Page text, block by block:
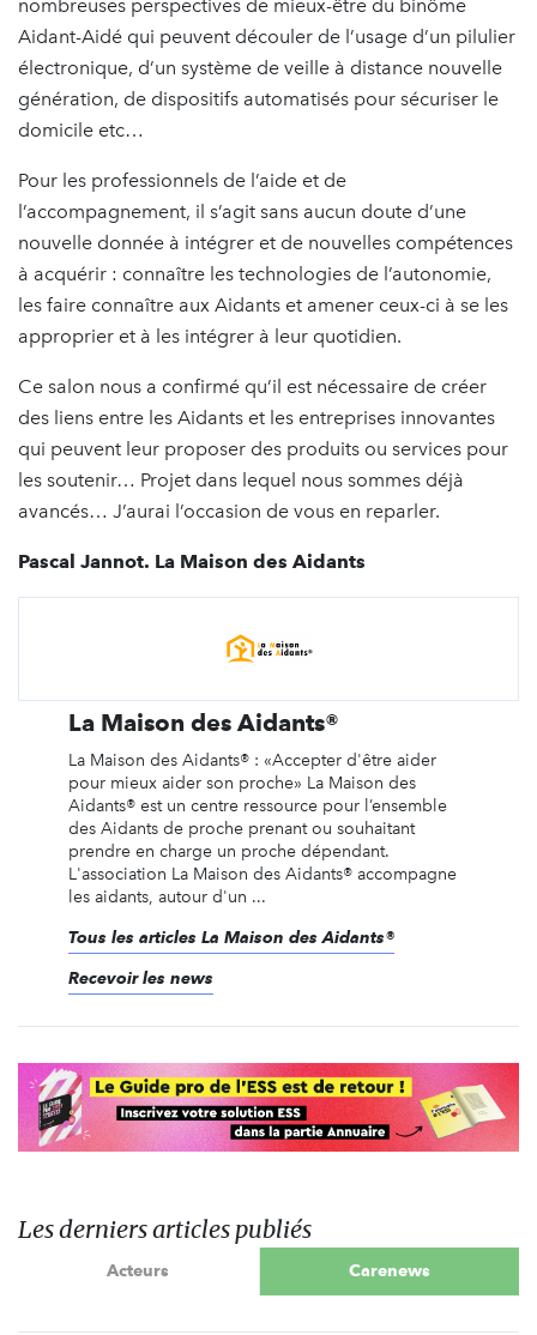
nombreuses perspectives de mieux-être du binôme
Aidant-Aidé qui peuvent découler de l’usage d’un pilulier
électronique, d’un système de veille à distance nouvelle
génération, de dispositifs automatisés pour sécuriser le
domicile etc…
Pour les professionnels de l’aide et de
l’accompagnement, il s’agit sans aucun doute d’une
nouvelle donnée à intégrer et de nouvelles compétences
à acquérir : connaître les technologies de l’autonomie,
les faire connaître aux Aidants et amener ceux-ci à se les
approprier et à les intégrer à leur quotidien.
Ce salon nous a confirmé qu’il est nécessaire de créer
des liens entre les Aidants et les entreprises innovantes
qui peuvent leur proposer des produits ou services pour
les soutenir… Projet dans lequel nous sommes déjà
avancés… J’aurai l’occasion de vous en reparler.
Pascal Jannot. La Maison des Aidants
La Maison des Aidants®
La Maison des Aidants® : «Accepter d'être aider
pour mieux aider son proche» La Maison des
Aidants® est un centre ressource pour l’ensemble
des Aidants de proche prenant ou souhaitant
prendre en charge un proche dépendant.
L'association La Maison des Aidants® accompagne
les aidants, autour d'un ...
Tous les articles La Maison des Aidants®
Recevoir les news
Les derniers articles publiés
Acteurs Carenews